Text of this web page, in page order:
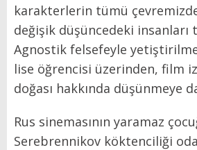
karakterlerin tümü
değişik düşüncedeki insanları
Agnostik felsefeyle
lise öğrencisi üzerinden, film
doğası hakkında düşünmeye
Rus sinemasının yaramaz
Serebrennikov köktenciliği